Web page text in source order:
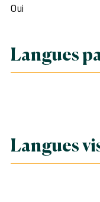
Oui
Langues
Langues